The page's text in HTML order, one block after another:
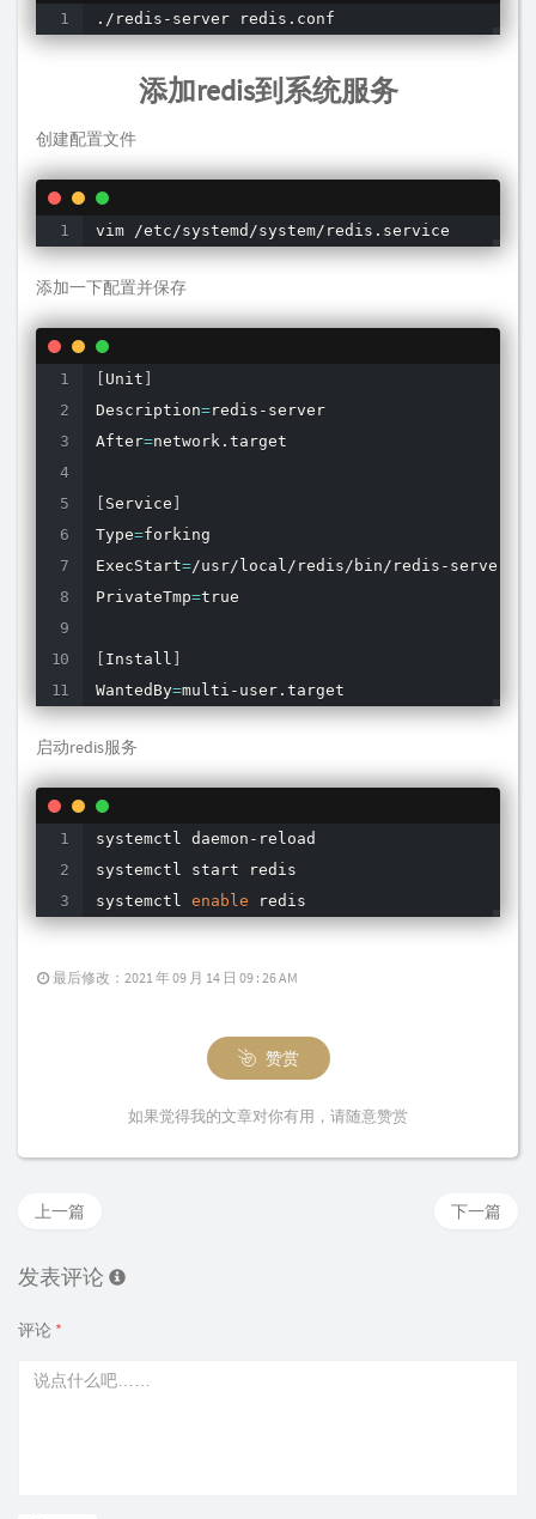
./redis-server redis.conf
添加redis到系统服务
创建配置文件
vim /etc/systemd/system/redis.service
添加一下配置并保存
Unit
Description=redis-server
After=network.target
Service
Type=forking
ExecStart=/usr/local/redis/bin/redis-server /
PrivateTmp=true
Install
WantedBy=multi-user.target
启动redis服务
systemctl daemon-reload
systemctl start redis
systemctl enable redis
最后修改：2021 年 09 月 14 日 09 : 26 AM
赞赏
如果觉得我的文章对你有用，请随意赞赏
下一篇
上一篇
发表评论
评论 *